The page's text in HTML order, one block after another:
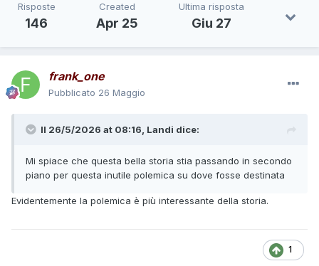
Risposte
146
Created
Apr 25
Ultima risposta
Giu 27
frank_one
Pubblicato 26 Maggio
Il 26/5/2026 at 08:16, Landi dice:
Mi spiace che questa bella storia stia passando in secondo
piano per questa inutile polemica su dove fosse destinata
Evidentemente la polemica è più interessante della storia.
1